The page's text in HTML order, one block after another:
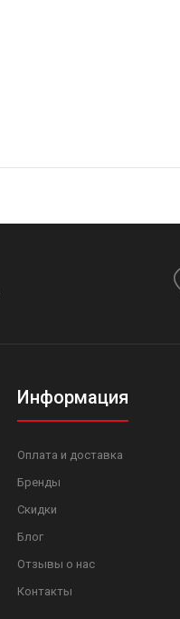
Информация
Оплата и доставка
Бренды
Скидки
Блог
Отзывы о нас
Контакты